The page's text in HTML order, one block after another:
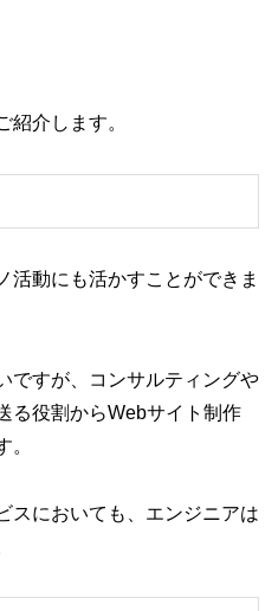
紹介します。
活動にも活かすことができま
ですが、コンサルティングや
る役割からWebサイト制作
。
スにおいても、エンジニアは